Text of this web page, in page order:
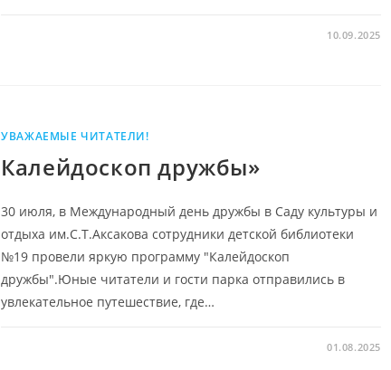
10.09.2025
УВАЖАЕМЫЕ ЧИТАТЕЛИ!
Калейдоскоп дружбы»
30 июля, в Международный день дружбы в Саду культуры и
отдыха им.С.Т.Аксакова сотрудники детской библиотеки
№19 провели яркую программу "Калейдоскоп
дружбы".Юные читатели и гости парка отправились в
увлекательное путешествие, где…
01.08.2025